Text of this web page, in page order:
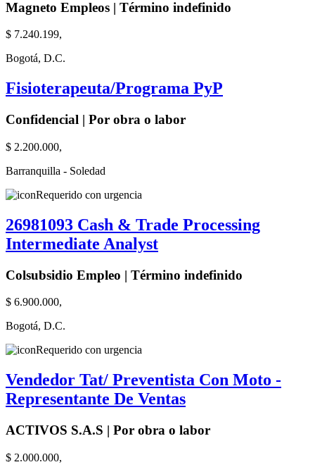
Magneto Empleos | Término indefinido
$ 7.240.199,
Bogotá, D.C.
Fisioterapeuta/Programa PyP
Confidencial | Por obra o labor
$ 2.200.000,
Barranquilla - Soledad
Requerido con urgencia
26981093 Cash & Trade Processing
Intermediate Analyst
Colsubsidio Empleo | Término indefinido
$ 6.900.000,
Bogotá, D.C.
Requerido con urgencia
Vendedor Tat/ Preventista Con Moto -
Representante De Ventas
ACTIVOS S.A.S | Por obra o labor
$ 2.000.000,